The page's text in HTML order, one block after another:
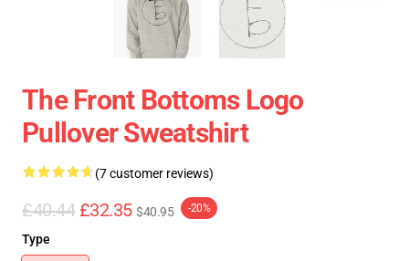
The Front Bottoms Logo
Pullover Sweatshirt
(7 customer reviews)
£40.44 £32.35 $40.95 -20%
Type